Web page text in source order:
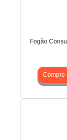
Fogão
Compre